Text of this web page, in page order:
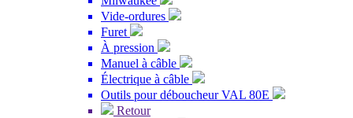
Vide-ordures
Furet
À pression
Manuel à câble
Électrique à câble
Outils pour déboucheur VAL 80E
Retour